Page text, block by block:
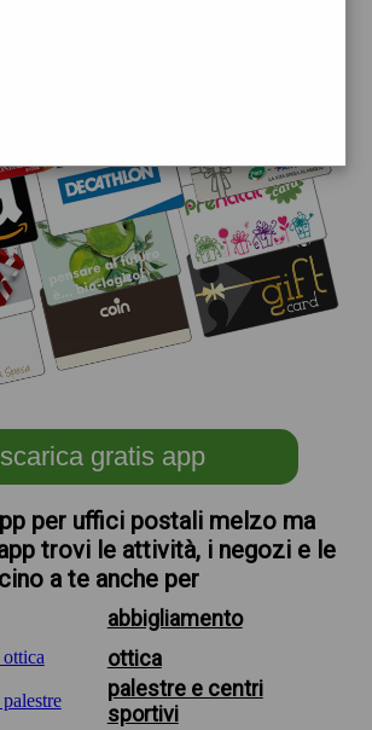
scarica gratis app
per uffici postali melzo ma
trovi le attività, i negozi e le
a te anche per
abbigliamento
ottica
palestre e centri
sportivi